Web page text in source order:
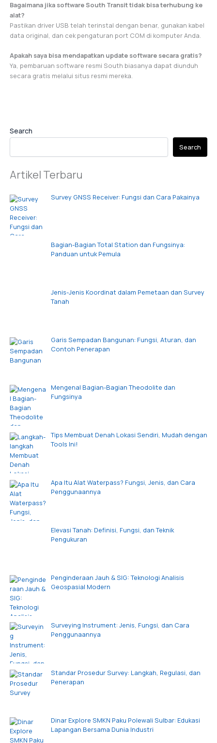
Search
Search
Artikel Terbaru
Survey GNSS Receiver: Fungsi dan Cara Pakainya
Bagian-Bagian Total Station dan Fungsinya:
Panduan untuk Pemula
Jenis-Jenis Koordinat dalam Pemetaan dan Survey
Tanah
Garis Sempadan Bangunan: Fungsi, Aturan, dan
Contoh Penerapan
Mengenal Bagian-Bagian Theodolite dan
Fungsinya
Tips Membuat Denah Lokasi Sendiri, Mudah dengan
Tools Ini!
Apa Itu Alat Waterpass? Fungsi, Jenis, dan Cara
Penggunaannya
Elevasi Tanah: Definisi, Fungsi, dan Teknik
Pengukuran
Penginderaan Jauh & SIG: Teknologi Analisis
Geospasial Modern
Surveying Instrument: Jenis, Fungsi, dan Cara
Penggunaannya
Standar Prosedur Survey: Langkah, Regulasi, dan
Penerapan
Dinar Explore SMKN Paku Polewali Sulbar: Edukasi
Lapangan Bersama Dunia Industri
Bagaimana jika software South Transit tidak bisa terhubung ke
alat?
Pastikan driver USB telah terinstal dengan benar, gunakan kabel
data original, dan cek pengaturan port COM di komputer Anda.
Apakah saya bisa mendapatkan update software secara gratis?
Ya, pembaruan software resmi South biasanya dapat diunduh
secara gratis melalui situs resmi mereka.